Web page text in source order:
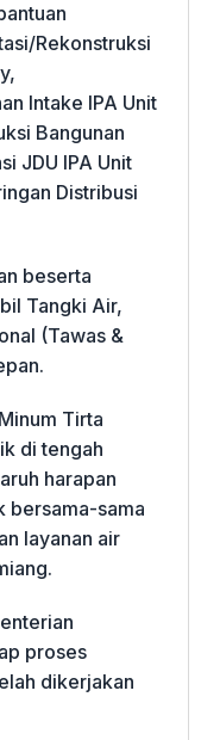
Rekonstruksi
Intake IPA Unit
Bangunan
JDU IPA Unit
Distribusi
beserta
Tangki Air,
(Tawas &
Tirta
di tengah
harapan
bersama-sama
layanan air
proses
dikerjakan